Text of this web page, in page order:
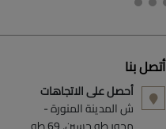
أتصل بنا
أحصل على الاتجاهات
ش المدينة المنورة -